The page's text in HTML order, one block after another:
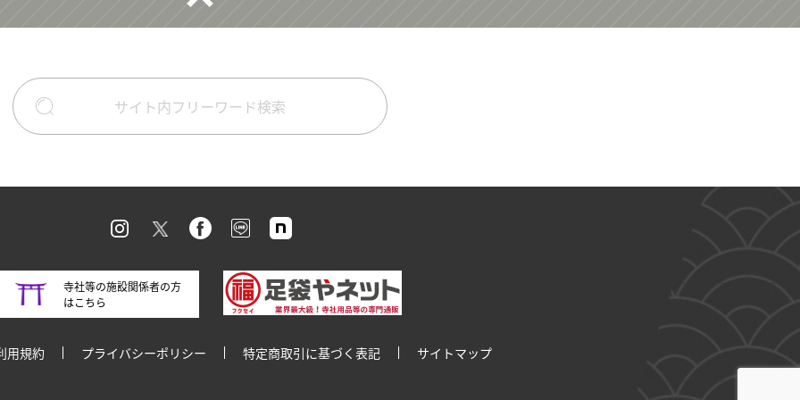
寺社等の施設関係者の方
はこちら
用規約 プライバシーポリシー 特定商取引に基づく表記 サイトマップ